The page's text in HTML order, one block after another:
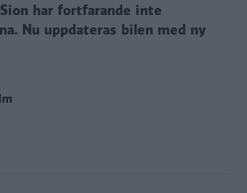
har fortfarande inte
Nu uppdateras bilen med ny